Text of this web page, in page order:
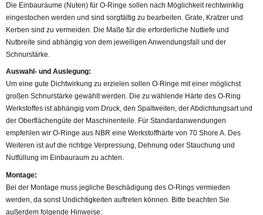
Die Einbauräume (Nuten) für O-Ringe sollen nach Möglichkeit rechtwinklig
eingestochen werden und sind sorgfältig zu bearbeiten. Grate, Kratzer und
Kerben sind zu vermeiden. Die Maße für die erforderliche Nuttiefe und
Nutbreite sind abhängig von dem jeweiligen Anwendungsfall und der
Schnurstärke.
Auswahl- und Auslegung:
Um eine gute Dichtwirkung zu erzielen sollen O-Ringe mit einer möglichst
großen Schnurstärke gewählt werden. Die zu wählende Härte des O-Ring
Werkstoffes ist abhängig vom Druck, den Spaltweiten, der Abdichtungsart und
der Oberflächengüte der Maschinenteile. Für Standardanwendungen
empfehlen wir O-Ringe aus NBR eine Werkstoffhärte von 70 Shore A. Des
Weiteren ist auf die richtige Verpressung, Dehnung oder Stauchung und
Nutfüllung im Einbauraum zu achten.
Montage:
Bei der Montage muss jegliche Beschädigung des O-Rings vermieden
werden, da sonst Undichtigkeiten auftreten können. Bitte beachten Sie
außerdem folgende Hinweise: